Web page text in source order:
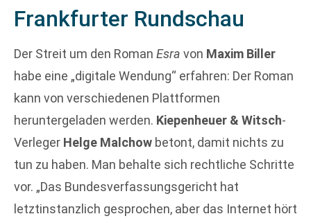
Frankfurter Rundschau
Der Streit um den Roman Esra von Maxim Biller
habe eine „digitale Wendung“ erfahren: Der Roman
kann von verschiedenen Plattformen
heruntergeladen werden. Kiepenheuer & Witsch-
Verleger Helge Malchow betont, damit nichts zu
tun zu haben. Man behalte sich rechtliche Schritte
vor. „Das Bundesverfassungsgericht hat
letztinstanzlich gesprochen, aber das Internet hört